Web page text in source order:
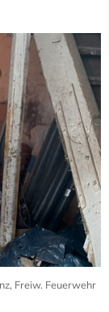
Freiw. Feuerwehr